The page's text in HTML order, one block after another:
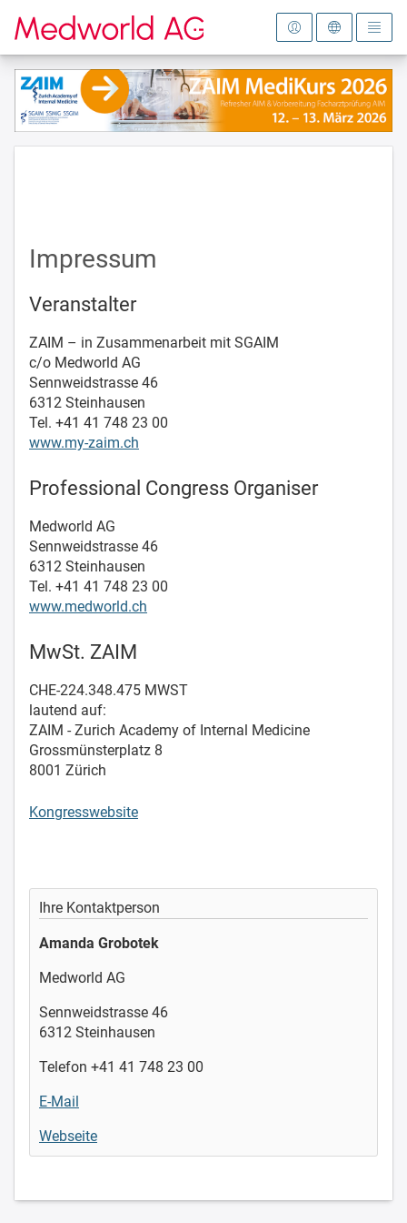
Zur Startseite
Impressum
Veranstalter
ZAIM – in Zusammenarbeit mit SGAIM
c/o Medworld AG
Sennweidstrasse 46
6312 Steinhausen
Tel. +41 41 748 23 00
www.my-zaim.ch
Professional Congress Organiser
Medworld AG
Sennweidstrasse 46
6312 Steinhausen
Tel. +41 41 748 23 00
www.medworld.ch
MwSt. ZAIM
CHE-224.348.475 MWST
lautend auf:
ZAIM - Zurich Academy of Internal Medicine
Grossmünsterplatz 8
8001 Zürich
Kongresswebsite
Ihre Kontaktperson
Amanda Grobotek
Medworld AG
Sennweidstrasse 46
6312 Steinhausen
Telefon +41 41 748 23 00
E-Mail
Webseite